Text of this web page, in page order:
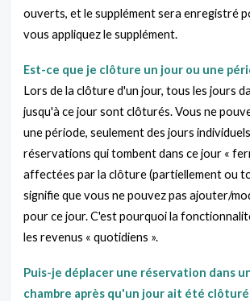
ouverts, et le supplément sera enregistré
vous appliquez le supplément.
Est-ce que je clôture un jour ou une
Lors de la clôture d'un jour, tous les jours
jusqu'à ce jour sont clôturés. Vous ne
une période, seulement des jours
réservations qui tombent dans ce jour «
affectées par la clôture (partiellement ou
signifie que vous ne pouvez pas ajouter/
pour ce jour. C'est pourquoi la
les revenus « quotidiens ».
Puis-je déplacer une réservation dans
chambre après qu'un jour ait été clôturé